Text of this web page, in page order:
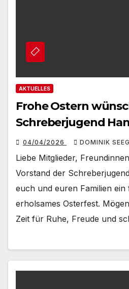
AKTUELLES
Frohe Ostern
Schreberjugend
04/04/2026 DOMINIK
Liebe Mitglieder,
Vorstand der
euch und euren Familien
erholsames Osterfest.
Zeit für Ruhe, Freude und